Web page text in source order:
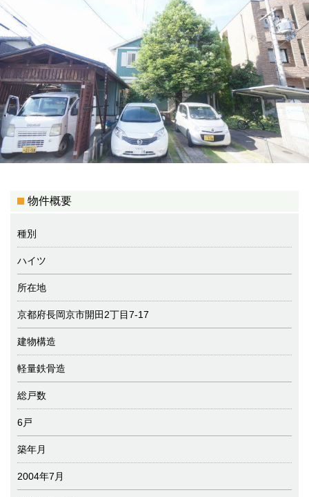
物件概要
種別
ハイツ
所在地
京都府長岡京市開田2丁目7-17
建物構造
軽量鉄骨造
総戸数
6戸
築年月
2004年7月